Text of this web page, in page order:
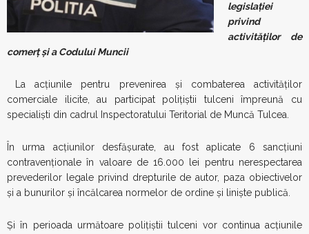
legislației
privind
activităților de
comerț și a Codului Muncii
La acțiunile pentru prevenirea și combaterea activităților
comerciale ilicite, au participat polițiștii tulceni împreună cu
specialiști din cadrul Inspectoratului Teritorial de Muncă Tulcea.
În urma acțiunilor desfășurate, au fost aplicate 6 sancțiuni
contravenționale în valoare de 16.000 lei pentru nerespectarea
prevederilor legale privind drepturile de autor, paza obiectivelor
și a bunurilor și încălcarea normelor de ordine și liniște publică.
Și în perioada următoare polițiștii tulceni vor continua acțiunile